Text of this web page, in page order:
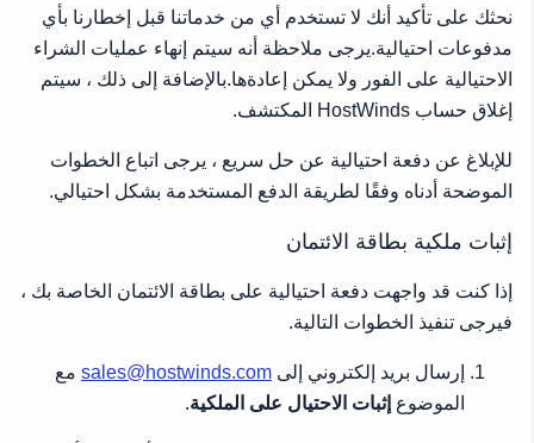
نحثك على تأكيد أنك لا تستخدم أي من خدماتنا قبل إخطارنا بأي
مدفوعات احتيالية.يرجى ملاحظة أنه سيتم إنهاء عمليات الشراء
الاحتيالية على الفور ولا يمكن إعادةها.بالإضافة إلى ذلك ، سيتم
إغلاق حساب HostWinds المكتشف.
للإبلاغ عن دفعة احتيالية عن حل سريع ، يرجى اتباع الخطوات
الموضحة أدناه وفقًا لطريقة الدفع المستخدمة بشكل احتيالي.
إثبات ملكية بطاقة الائتمان
إذا كنت قد واجهت دفعة احتيالية على بطاقة الائتمان الخاصة بك ،
فيرجى تنفيذ الخطوات التالية.
إرسال بريد إلكتروني إلى sales@hostwinds.com مع
الموضوع إثبات الاحتيال على الملكية.